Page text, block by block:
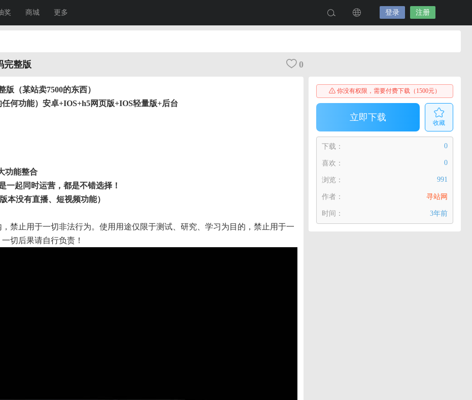
奖 商城 更多 登录 注册
完整版 0
（某站卖7500的东西）
何功能）安卓+IOS+h5网页版+IOS轻量版+后台
功能整合
一起同时运营，都是不错选择！
本没有直播、短视频功能）
禁止用于一切非法行为。使用用途仅限于测试、研究、学习为目的，禁止用于一
切后果请自行负责！
你没有权限，需要付费下载（1500元）
立即下载
收藏
下载： 0
喜欢： 0
浏览： 991
作者： 寻站网
时间： 3年前